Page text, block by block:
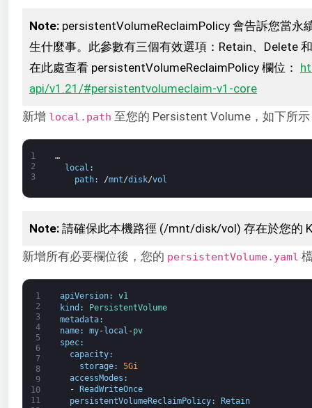
Note: persistentVolumeReclaimPolicy 會告訴您當
生什麼事。此參數有三個有效選項：Retain、Delete
在此處查看 persistentVolumeReclaimPolicy 欄位：
api/v1.21/#persistentvolumeclaim-v1-core
新增 local.path 至您的 Persistent Volume，如下所
1
2
3
…
local :
path: /mnt/disk/vol
Note: 請確保此本機路徑 (/mnt/disk/vol) 存在於您的
新增所有必要欄位後，您的 persistentVolume.yaml
1
2
3
4
5
6
7
8
9
10
11
apiVersion:
v1
kind :
PersistentVolume
metadata:
name: my- local -pv
spec:
capacity:
storage:
5Gi
accessModes :
-
ReadWriteOnce
persistentVolumeReclaimPolicy:
Retain